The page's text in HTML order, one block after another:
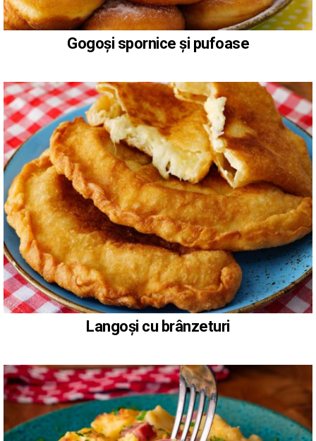
Gogoși spornice și pufoase
Langoși cu brânzeturi